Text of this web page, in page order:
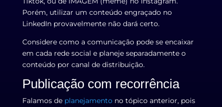
Porém, utilizar um conteúdo engraçado no
LinkedIn provavelmente não dará certo.
Considere como a comunicação pode se encaixar
em cada rede social e planeje separadamente o
conteúdo por canal de distribuição.
Publicação com recorrência
Falamos de planejamento no tópico anterior, pois